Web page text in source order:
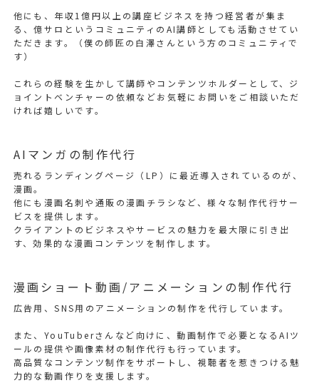
他にも、年収1億円以上の講座ビジネスを持つ経営者が集ま
る、億サロというコミュニティのAI講師としても活動させてい
ただきます。（僕の師匠の白澤さんという方のコミュニティで
す）
これらの経験を生かして講師やコンテンツホルダーとして、ジ
ョイントベンチャーの依頼などお気軽にお問いをご相談いただ
ければ嬉しいです。
AIマンガの制作代行
売れるランディングページ（LP）に最近導入されているのが、
漫画。
他にも漫画名刺や通販の漫画チラシなど、様々な制作代行サー
ビスを提供します。
クライアントのビジネスやサービスの魅力を最大限に引き出
す、効果的な漫画コンテンツを制作します。
漫画ショート動画/アニメーションの制作代行
広告用、SNS用のアニメーションの制作を代行しています。
また、YouTuberさんなど向けに、動画制作で必要となるAIツ
ールの提供や画像素材の制作代行も行っています。
高品質なコンテンツ制作をサポートし、視聴者を惹きつける魅
力的な動画作りを支援します。